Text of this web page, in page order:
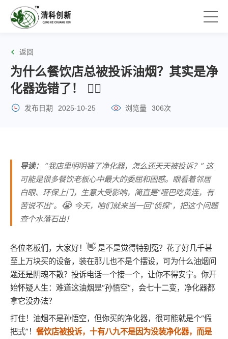
返回
为什么餐饮店总被投诉油烟？其实是净
化器选错了！ 🤦‍♀️
发布日期 2025-10-25 浏览量 306次
导读：
“我店里明明装了净化器，怎么还天天被投诉？” 这
可能是很多餐饮老板心中最大的委屈和困惑。眼看着邻居
白眼、环保上门，生意大受影响，简直是“哑巴吃黄连，有
苦说不出”。 😭 今天，咱们就来当一回“侦探”，把这个问题
查个水落石出！
各位老板们，大家好！ 👋是不是觉得特别冤？花了好几千甚
至上万块买的设备，装在那儿也不是个摆设，可为什么油烟问
题还是阴魂不散？投诉电话一个接一个，让你不得安宁。你开
始怀疑人生：难道这油烟是“孙悟空”，会七十二变，净化器都
拿它没办法？
打住！油烟不是孙悟空，但你买的净化器，很可能就是个“假
把式”！ 餐饮店被投诉，十有八九不是因为没装净化器，而是